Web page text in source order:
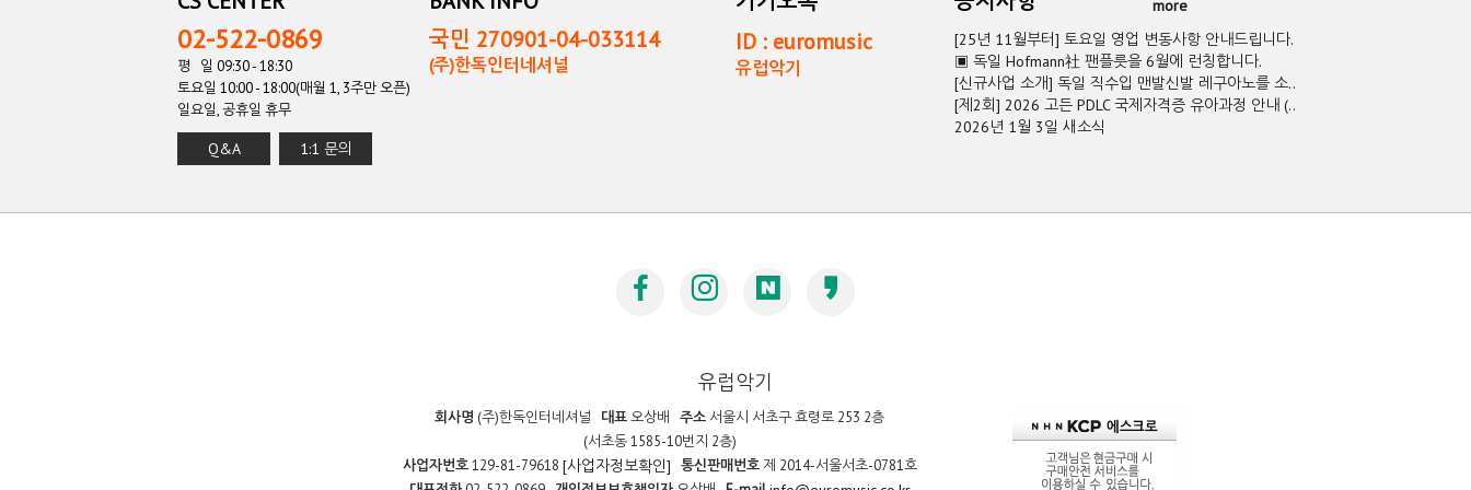
02-522-0869
평 일 09:30 - 18:30
토요일 10:00 - 18:00(매월 1, 3주만 오픈)
일요일, 공휴일 휴무
Q&A 1:1 문의
국민 270901-04-033114
(주)한독인터네셔널
ID : euromusic
유럽악기
more
[25년 11월부터] 토요일 영업 변동사항 안내드립니다.
▣ 독일 Hofmann社 팬플릇을 6월에 런칭합니다.
[신규사업 소개] 독일 직수입 맨발신발 레구아노를 소..
[제2회] 2026 고든 PDLC 국제자격증 유아과정 안내 (..
2026년 1월 3일 새소식
유럽악기
회사명 (주)한독인터네셔널 대표오상배 주소 서울시 서초구 효령로 253 2층
(서초동 1585-10번지 2층)
사업자번호129-81-79618 [사업자정보확인] 통신판매번호제 2014-서울서초-0781호